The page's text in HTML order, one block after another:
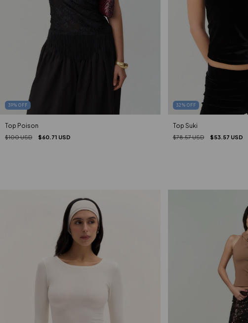
39% OFF
Top Poison
$100 USD $60.71 USD
32 % OFF
Top Suki
$78.57 USD $53.57 USD